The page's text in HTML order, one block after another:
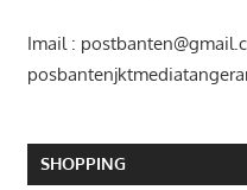
Imail :
SHOPPING